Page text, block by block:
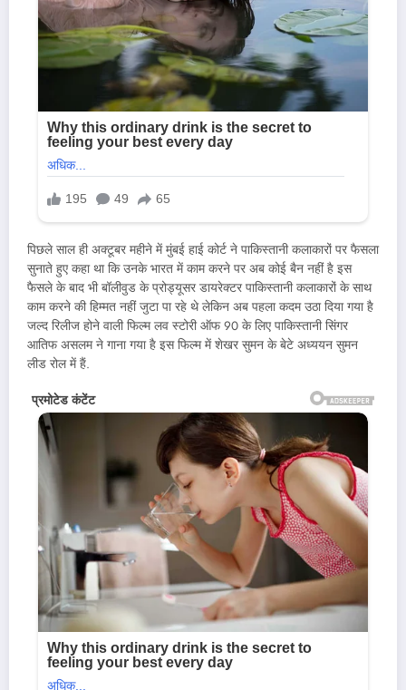
पिछले साल ही अक्टूबर महीने में मुंबई हाई कोर्ट ने पाकिस्तानी कलाकारों पर फैसला
सुनाते हुए कहा था कि उनके भारत में काम करने पर अब कोई बैन नहीं है इस
फैसले के बाद भी बॉलीवुड के प्रोड्यूसर डायरेक्टर पाकिस्तानी कलाकारों के साथ
काम करने की हिम्मत नहीं जुटा पा रहे थे लेकिन अब पहला कदम उठा दिया गया है
जल्द रिलीज होने वाली फिल्म लव स्टोरी ऑफ 90 के लिए पाकिस्तानी सिंगर
आतिफ असलम ने गाना गया है इस फिल्म में शेखर सुमन के बेटे अध्ययन सुमन
लीड रोल में हैं.